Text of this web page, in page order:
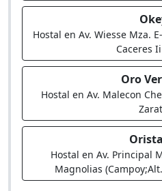
Hostal en Av. Wiesse Mza.
Caceres
Oro
Hostal en Av. Malecon
Hostal en Av. Principal
Magnolias